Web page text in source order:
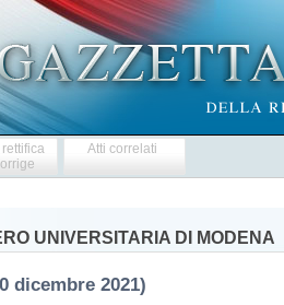
Atti correlati
UNIVERSITARIA DI MODENA
dicembre 2021)